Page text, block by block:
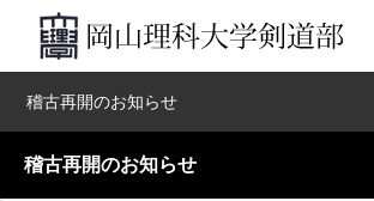
稽古再開のお知らせ
稽古再開のお知らせ